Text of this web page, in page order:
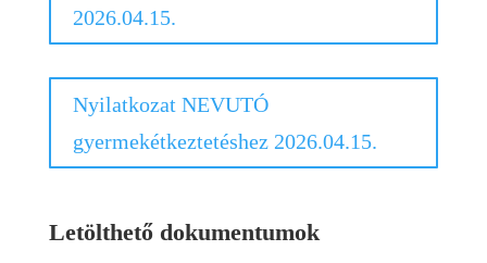
2026.04.15.
Nyilatkozat NEVUTÓ
gyermekétkeztetéshez 2026.04.15.
Letölthető dokumentumok